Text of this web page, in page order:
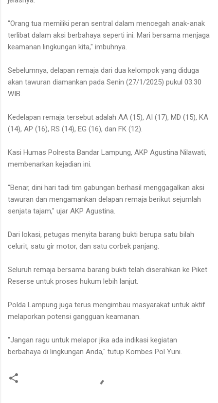
"Orang tua memiliki peran sentral dalam mencegah anak-anak
terlibat dalam aksi berbahaya seperti ini. Mari bersama menjaga
keamanan lingkungan kita," imbuhnya.
Sebelumnya, delapan remaja dari dua kelompok yang diduga
akan tawuran diamankan pada Senin (27/1/2025) pukul 03.30
WIB.
Kedelapan remaja tersebut adalah AA (15), AI (17), MD (15), KA
(14), AP (16), RS (14), EG (16), dan FK (12).
Kasi Humas Polresta Bandar Lampung, AKP Agustina Nilawati,
membenarkan kejadian ini.
"Benar, dini hari tadi tim gabungan berhasil menggagalkan aksi
tawuran dan mengamankan delapan remaja berikut sejumlah
senjata tajam," ujar AKP Agustina.
Dari lokasi, petugas menyita barang bukti berupa satu bilah
celurit, satu gir motor, dan satu corbek panjang.
Seluruh remaja bersama barang bukti telah diserahkan ke Piket
Reserse untuk proses hukum lebih lanjut.
Polda Lampung juga terus mengimbau masyarakat untuk aktif
melaporkan potensi gangguan keamanan.
"Jangan ragu untuk melapor jika ada indikasi kegiatan
berbahaya di lingkungan Anda," tutup Kombes Pol Yuni.